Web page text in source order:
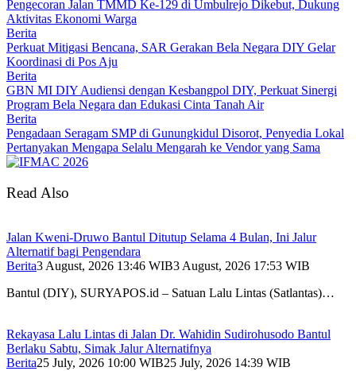
Pengecoran Jalan TMMD Ke-129 di Umbulrejo Dikebut, Dukung
Aktivitas Ekonomi Warga
Berita
Perkuat Mitigasi Bencana, SAR Gerakan Bela Negara DIY Gelar
Koordinasi di Pos Aju
Berita
GBN MI DIY Audiensi dengan Kesbangpol DIY, Perkuat Sinergi
Program Bela Negara dan Edukasi Cinta Tanah Air
Berita
Pengadaan Seragam SMP di Gunungkidul Disorot, Penyedia Lokal
Pertanyakan Mengapa Selalu Mengarah ke Vendor yang Sama
Read Also
Jalan Kweni-Druwo Bantul Ditutup Selama 4 Bulan, Ini Jalur
Alternatif bagi Pengendara
Berita3 August, 2026 13:46 WIB3 August, 2026 17:53 WIB
Bantul (DIY), SURYAPOS.id – Satuan Lalu Lintas (Satlantas)…
Rekayasa Lalu Lintas di Jalan Dr. Wahidin Sudirohusodo Bantul
Berlaku Sabtu, Simak Jalur Alternatifnya
Berita25 July, 2026 10:00 WIB25 July, 2026 14:39 WIB